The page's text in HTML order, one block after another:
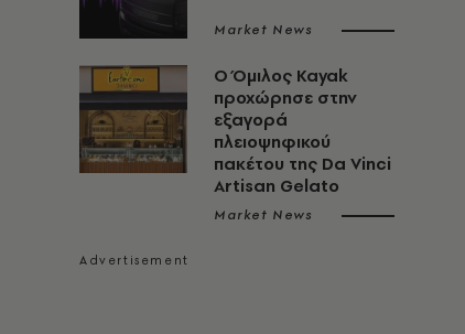
Market News
Ο Όμιλος Kayak
προχώρησε στην
εξαγορά
πλειοψηφικού
πακέτου της Da Vinci
Artisan Gelato
Market News